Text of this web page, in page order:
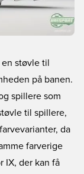
støvle til
på banen.
spillere som
til spillere,
da
farverige
IX, der kan få